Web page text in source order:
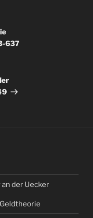
637
der Uecker